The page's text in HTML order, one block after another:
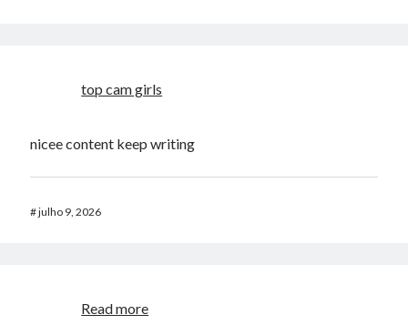
top cam girls
nicee content keep writing
#julho 9, 2026
Read more